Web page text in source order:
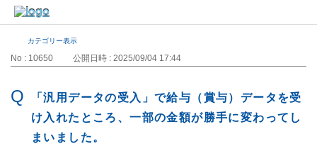
カテゴリー表示
No : 10650 公開日時 : 2025/09/04 17:44
「汎用データの受入」で給与（賞与）データを受
け入れたところ、一部の金額が勝手に変わってし
まいました。